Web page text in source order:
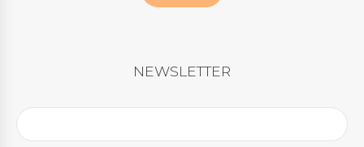
NEWSLETTER